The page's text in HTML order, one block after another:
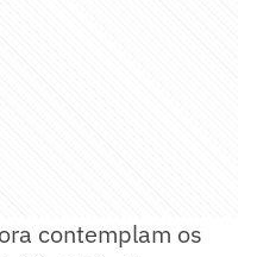
contemplam os